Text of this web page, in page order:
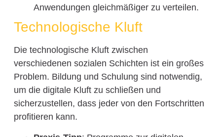
Anwendungen gleichmäßiger zu verteilen.
Technologische Kluft
Die technologische Kluft zwischen
verschiedenen sozialen Schichten ist ein großes
Problem. Bildung und Schulung sind notwendig,
um die digitale Kluft zu schließen und
sicherzustellen, dass jeder von den Fortschritten
profitieren kann.